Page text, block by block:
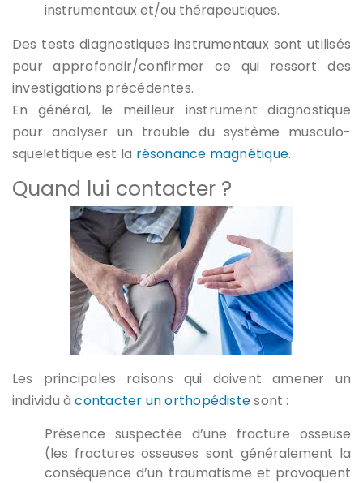
instrumentaux et/ou thérapeutiques.
Des tests diagnostiques instrumentaux sont utilisés
pour approfondir/confirmer ce qui ressort des
investigations précédentes.
En général, le meilleur instrument diagnostique
pour analyser un trouble du système musculo-
squelettique est la résonance magnétique.
Quand lui contacter ?
Les principales raisons qui doivent amener un
individu àcontacter un orthopédistesont :
Présence suspectée d’une fracture osseuse
(les fractures osseuses sont généralement la
conséquence d’un traumatisme et provoquent